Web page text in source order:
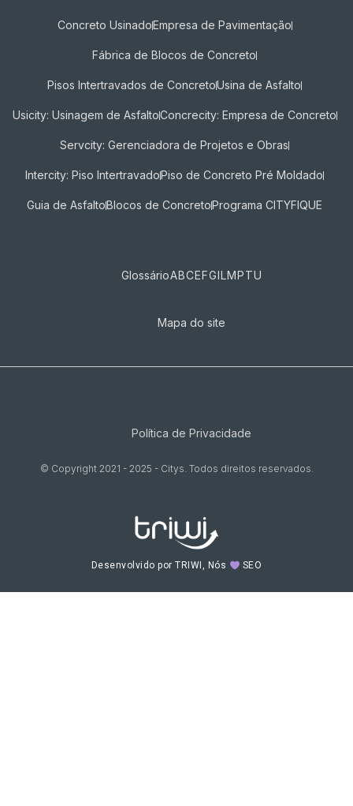
Concreto UsinadoEmpresa de Pavimentação
Fábrica de Blocos de Concreto
Pisos Intertravados de Concreto​Usina de Asfalto
Usicity: Usinagem de AsfaltoConcrecity: Empresa de Concreto
Servcity: Gerenciadora de Projetos e Obras
Intercity: Piso IntertravadoPiso de Concreto Pré Moldado
Guia de AsfaltoBlocos de ConcretoPrograma CITYFIQUE
GlossárioABCEFGILMPTU
Mapa do site
Política de Privacidade
© Copyright 2021 - 2025 - Citys. Todos direitos reservados.
Desenvolvido por TRIWI, Nós SEO